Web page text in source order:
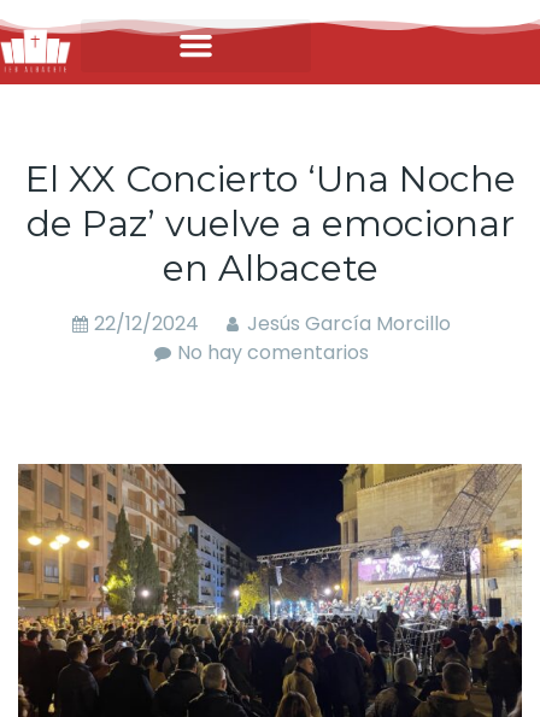
El XX Concierto ‘Una Noche
de Paz’ vuelve a emocionar
en Albacete
22/12/2024
Jesús García Morcillo
No hay comentarios